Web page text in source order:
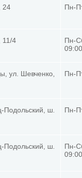
24
Пн-
11/4
Пн-
ул. Шевченко,
Пн-
Подольский, ш.
Пн-
Подольский, ш.
Пн-